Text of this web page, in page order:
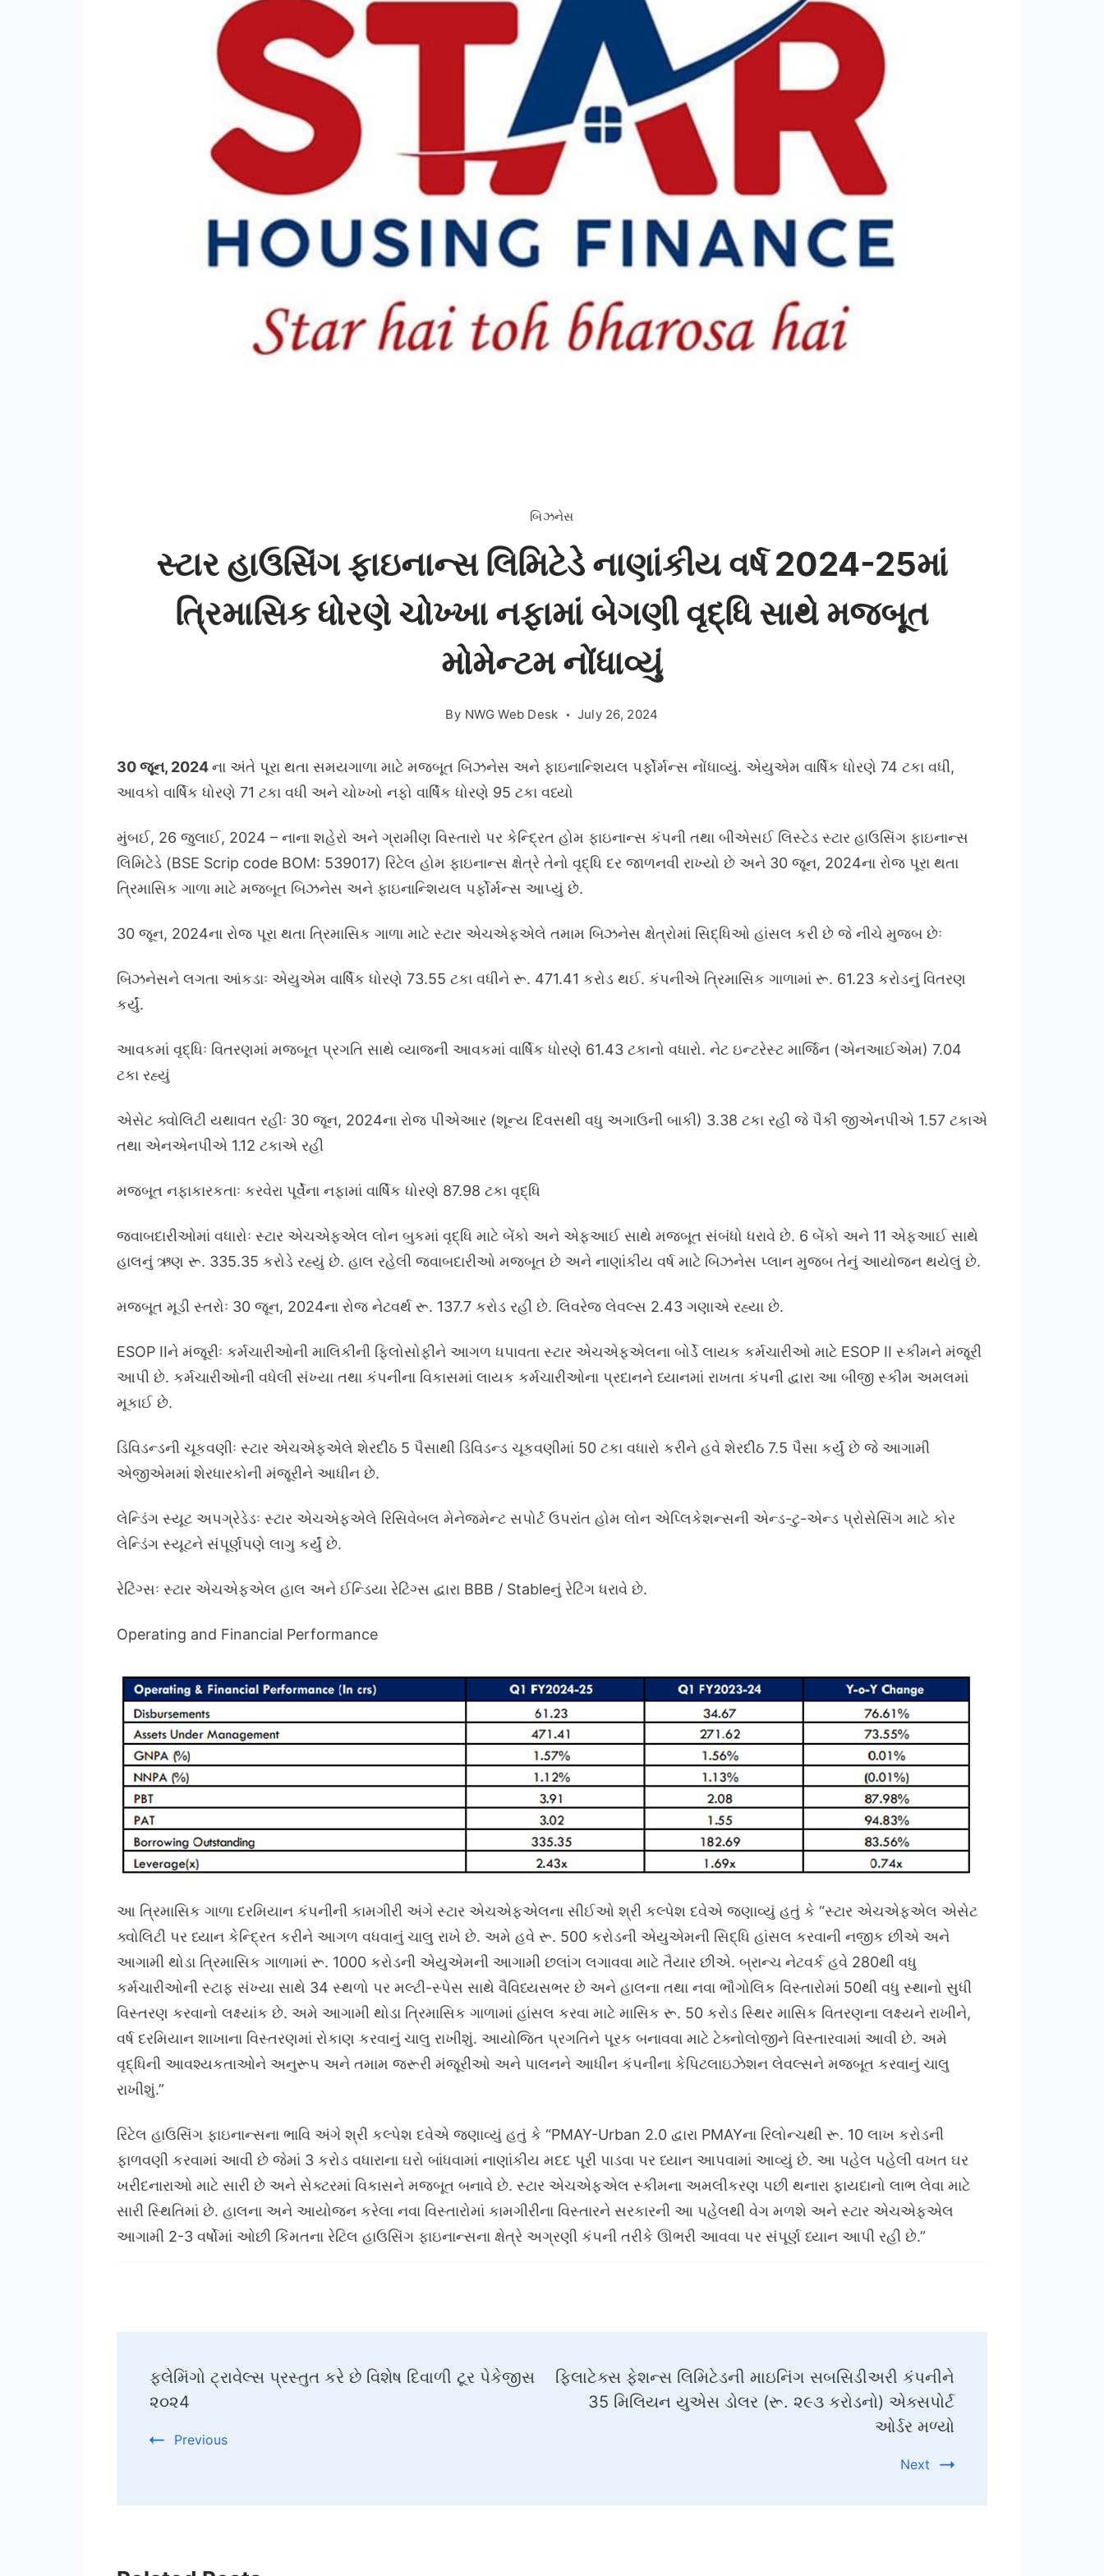
બિઝનેસ
સ્ટાર હાઉસિંગ ફાઇનાન્સ લિમિટેડે નાણાંકીય વર્ષ 2024-25માં
ત્રિમાસિક ધોરણે ચોખ્ખા નફામાં બેગણી વૃદ્ધિ સાથે મજબૂત
મોમેન્ટમ નોંધાવ્યું
By NWG Web Desk July 26, 2024
30 જૂન, 2024ના અંતે પૂરા થતા સમયગાળા માટે મજબૂત બિઝનેસ અને ફાઇનાન્શિયલ પર્ફોર્મન્સ નોંધાવ્યું. એયુએમ વાર્ષિક ધોરણે 74 ટકા વધી,
આવકો વાર્ષિક ધોરણે 71 ટકા વધી અને ચોખ્ખો નફો વાર્ષિક ધોરણે 95 ટકા વધ્યો
મુંબઈ, 26 જુલાઈ, 2024 – નાના શહેરો અને ગ્રામીણ વિસ્તારો પર કેન્દ્રિત હોમ ફાઇનાન્સ કંપની તથા બીએસઈ લિસ્ટેડ સ્ટાર હાઉસિંગ ફાઇનાન્સ
લિમિટેડે (BSE Scrip code BOM: 539017) રિટેલ હોમ ફાઇનાન્સ ક્ષેત્રે તેનો વૃદ્ધિ દર જાળનવી રાખ્યો છે અને 30 જૂન, 2024ના રોજ પૂરા થતા
ત્રિમાસિક ગાળા માટે મજબૂત બિઝનેસ અને ફાઇનાન્શિયલ પર્ફોર્મન્સ આપ્યું છે.
30 જૂન, 2024ના રોજ પૂરા થતા ત્રિમાસિક ગાળા માટે સ્ટાર એચએફએલે તમામ બિઝનેસ ક્ષેત્રોમાં સિદ્ધિઓ હાંસલ કરી છે જે નીચે મુજબ છેઃ
બિઝનેસને લગતા આંકડાઃ એયુએમ વાર્ષિક ધોરણે 73.55 ટકા વધીને રૂ. 471.41 કરોડ થઈ. કંપનીએ ત્રિમાસિક ગાળામાં રૂ. 61.23 કરોડનું વિતરણ
કર્યું.
આવકમાં વૃદ્ધિઃ વિતરણમાં મજબૂત પ્રગતિ સાથે વ્યાજની આવકમાં વાર્ષિક ધોરણે 61.43 ટકાનો વધારો. નેટ ઇન્ટરેસ્ટ માર્જિન (એનઆઈએમ) 7.04
ટકા રહ્યું
એસેટ ક્વોલિટી યથાવત રહીઃ 30 જૂન, 2024ના રોજ પીએઆર (શૂન્ય દિવસથી વધુ અગાઉની બાકી) 3.38 ટકા રહી જે પૈકી જીએનપીએ 1.57 ટકાએ
તથા એનએનપીએ 1.12 ટકાએ રહી
મજબૂત નફાકારકતાઃ કરવેરા પૂર્વેના નફામાં વાર્ષિક ધોરણે 87.98 ટકા વૃદ્ધિ
જવાબદારીઓમાં વધારોઃ સ્ટાર એચએફએલ લોન બુકમાં વૃદ્ધિ માટે બેંકો અને એફઆઈ સાથે મજબૂત સંબંધો ધરાવે છે. 6 બેંકો અને 11 એફઆઈ સાથે
હાલનું ઋણ રૂ. 335.35 કરોડે રહ્યું છે. હાલ રહેલી જવાબદારીઓ મજબૂત છે અને નાણાંકીય વર્ષ માટે બિઝનેસ પ્લાન મુજબ તેનું આયોજન થયેલું છે.
મજબૂત મૂડી સ્તરોઃ 30 જૂન, 2024ના રોજ નેટવર્થ રૂ. 137.7 કરોડ રહી છે. લિવરેજ લેવલ્સ 2.43 ગણાએ રહ્યા છે.
ESOP IIને મંજૂરીઃ કર્મચારીઓની માલિકીની ફિલોસોફીને આગળ ધપાવતા સ્ટાર એચએફએલના બોર્ડે લાયક કર્મચારીઓ માટે ESOP II સ્કીમને મંજૂરી
આપી છે. કર્મચારીઓની વધેલી સંખ્યા તથા કંપનીના વિકાસમાં લાયક કર્મચારીઓના પ્રદાનને ધ્યાનમાં રાખતા કંપની દ્વારા આ બીજી સ્કીમ અમલમાં
મૂકાઈ છે.
ડિવિડન્ડની ચૂકવણીઃ સ્ટાર એચએફએલે શેરદીઠ 5 પૈસાથી ડિવિડન્ડ ચૂકવણીમાં 50 ટકા વધારો કરીને હવે શેરદીઠ 7.5 પૈસા કર્યું છે જે આગામી
એજીએમમાં શેરધારકોની મંજૂરીને આધીન છે.
લેન્ડિંગ સ્યૂટ અપગ્રેડેડઃ સ્ટાર એચએફએલે રિસિવેબલ મેનેજમેન્ટ સપોર્ટ ઉપરાંત હોમ લોન એપ્લિકેશન્સની એન્ડ-ટુ-એન્ડ પ્રોસેસિંગ માટે કોર
લેન્ડિંગ સ્યૂટને સંપૂર્ણપણે લાગુ કર્યું છે.
રેટિંગ્સઃ સ્ટાર એચએફએલ હાલ અને ઈન્ડિયા રેટિંગ્સ દ્વારા BBB / Stableનું રેટિંગ ધરાવે છે.
Operating and Financial Performance
આ ત્રિમાસિક ગાળા દરમિયાન કંપનીની કામગીરી અંગે સ્ટાર એચએફએલના સીઈઓ શ્રી કલ્પેશ દવેએ જણાવ્યું હતું કે “સ્ટાર એચએફએલ એસેટ
ક્વોલિટી પર ધ્યાન કેન્દ્રિત કરીને આગળ વધવાનું ચાલુ રાખે છે. અમે હવે રૂ. 500 કરોડની એયુએમની સિદ્ધિ હાંસલ કરવાની નજીક છીએ અને
આગામી થોડા ત્રિમાસિક ગાળામાં રૂ. 1000 કરોડની એયુએમની આગામી છલાંગ લગાવવા માટે તૈયાર છીએ. બ્રાન્ચ નેટવર્ક હવે 280થી વધુ
કર્મચારીઓની સ્ટાફ સંખ્યા સાથે 34 સ્થળો પર મલ્ટી-સ્પેસ સાથે વૈવિધ્યસભર છે અને હાલના તથા નવા ભૌગોલિક વિસ્તારોમાં 50થી વધુ સ્થાનો સુધી
વિસ્તરણ કરવાનો લક્ષ્યાંક છે. અમે આગામી થોડા ત્રિમાસિક ગાળામાં હાંસલ કરવા માટે માસિક રૂ. 50 કરોડ સ્થિર માસિક વિતરણના લક્ષ્યને રાખીને,
વર્ષ દરમિયાન શાખાના વિસ્તરણમાં રોકાણ કરવાનું ચાલુ રાખીશું. આયોજિત પ્રગતિને પૂરક બનાવવા માટે ટેક્નોલોજીને વિસ્તારવામાં આવી છે. અમે
વૃદ્ધિની આવશ્યકતાઓને અનુરૂપ અને તમામ જરૂરી મંજૂરીઓ અને પાલનને આધીન કંપનીના કેપિટલાઇઝેશન લેવલ્સને મજબૂત કરવાનું ચાલુ
રાખીશું.”
રિટેલ હાઉસિંગ ફાઇનાન્સના ભાવિ અંગે શ્રી કલ્પેશ દવેએ જણાવ્યું હતું કે “PMAY-Urban 2.0 દ્વારા PMAYના રિલોન્ચથી રૂ. 10 લાખ કરોડની
ફાળવણી કરવામાં આવી છે જેમાં 3 કરોડ વધારાના ઘરો બાંધવામાં નાણાંકીય મદદ પૂરી પાડવા પર ધ્યાન આપવામાં આવ્યું છે. આ પહેલ પહેલી વખત ઘર
ખરીદનારાઓ માટે સારી છે અને સેક્ટરમાં વિકાસને મજબૂત બનાવે છે. સ્ટાર એચએફએલ સ્કીમના અમલીકરણ પછી થનારા ફાયદાનો લાભ લેવા માટે
સારી સ્થિતિમાં છે. હાલના અને આયોજન કરેલા નવા વિસ્તારોમાં કામગીરીના વિસ્તારને સરકારની આ પહેલથી વેગ મળશે અને સ્ટાર એચએફએલ
આગામી 2-3 વર્ષોમાં ઓછી કિંમતના રેટિલ હાઉસિંગ ફાઇનાન્સના ક્ષેત્રે અગ્રણી કંપની તરીકે ઊભરી આવવા પર સંપૂર્ણ ધ્યાન આપી રહી છે.”
Navigation
ફ્લેમિંગો ટ્રાવેલ્સ પ્રસ્તુત કરે છે વિશેષ દિવાળી ટૂર પેકેજીસ
૨૦૨4
Previous
ફિલાટેક્સ ફેશન્સ લિમિટેડની માઇનિંગ સબસિડીઅરી કંપનીને
35 મિલિયન યુએસ ડોલર (રૂ. ૨૯૩ કરોડનો) એક્સપોર્ટ
ઓર્ડર મળ્યો
Next